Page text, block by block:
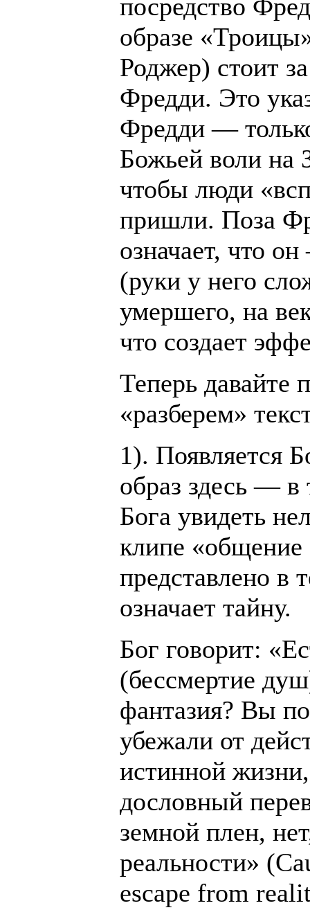
посредство
образе
Роджер) стоит
Фредди. Это
Фредди —
Божьей воли на
чтобы люди
пришли. Поза
означает, что
(руки у него
умершего, на
что создает
Теперь давайте
«разберем»
1). Появляется
образ здесь — в
Бога увидеть
клипе «общение
представлено в
означает тайну.
Бог говорит:
(бессмертие
фантазия? Вы
убежали от
истинной
дословный
земной плен,
реальности»
escape from